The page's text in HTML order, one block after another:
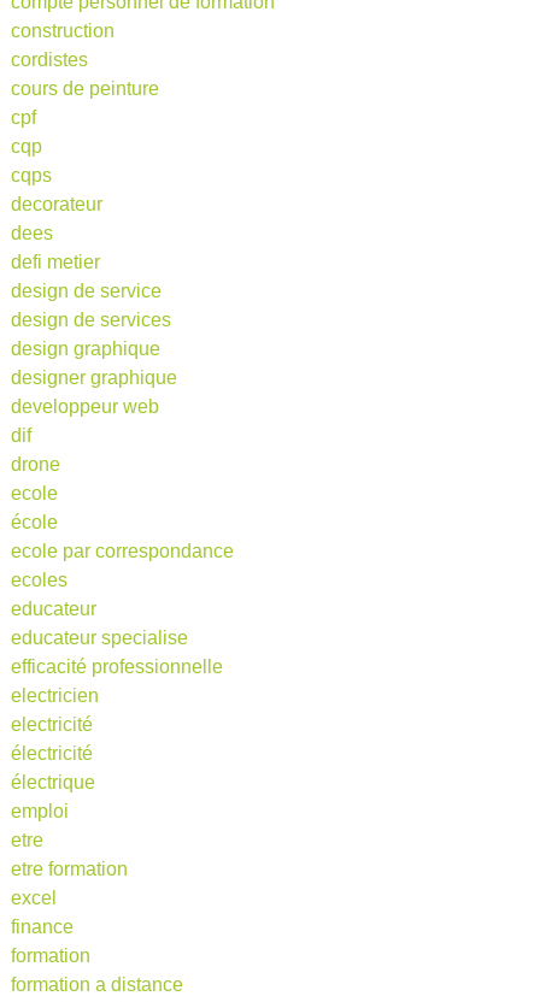
construction
cordistes
cours de peinture
cpf
cqp
cqps
decorateur
dees
defi metier
design de service
design de services
design graphique
designer graphique
developpeur web
dif
drone
ecole
école
ecole par correspondance
ecoles
educateur
educateur specialise
efficacité professionnelle
electricien
electricité
électricité
électrique
emploi
etre
etre formation
excel
finance
formation
formation a distance